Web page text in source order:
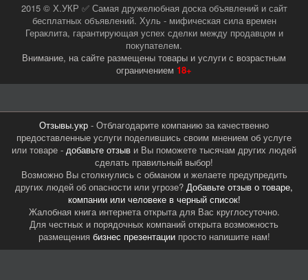
2015 © Х.УКР ✅ Самая дружелюбная доска объявлений и сайт
бесплатных объявлений. Хуль - мифическая сила времен
Гераклита, гарантирующая успех сделки между продавцом и
покупателем.
Внимание, на сайте размещены товары и услуги с возрастным
ограничением 18+
Отзывы.укр - Отблагодарите компанию за качественно
предоставленные услуги поделившись своим мнением об услуге
или товаре - добавьте отзыв и Вы поможете тысячам других людей
сделать правильный выбор!
Возможно Вы столкнулись с обманом и желаете предупредить
других людей об опасности или угрозе? Добавьте отзыв о товаре,
компании или человеке в черный список!
Жалобная книга интернета открыта для Вас круглосуточно.
Для честных и порядочных компаний открыта возможность
размещения бизнес презентациипросто напишите нам!